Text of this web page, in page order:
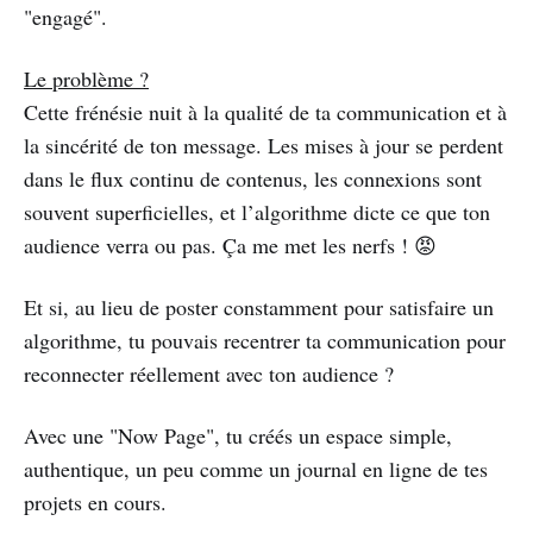
"engagé".
Le problème ?
Cette frénésie nuit à la qualité de ta communication et à
la sincérité de ton message. Les mises à jour se perdent
dans le flux continu de contenus, les connexions sont
souvent superficielles, et l’algorithme dicte ce que ton
audience verra ou pas. Ça me met les nerfs ! 😡
Et si, au lieu de poster constamment pour satisfaire un
algorithme, tu pouvais recentrer ta communication pour
reconnecter réellement avec ton audience ?
Avec une "Now Page", tu créés un espace simple,
authentique, un peu comme un journal en ligne de tes
projets en cours.